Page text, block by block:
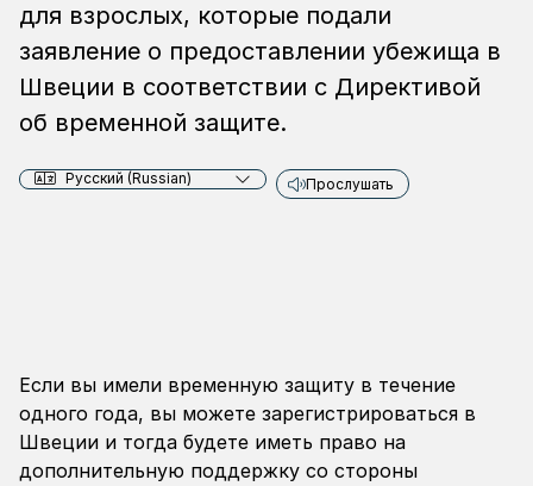
для взрослых, которые подали
заявление о предоставлении убежища в
Швеции в соответствии с Директивой
об временной защите.
Русский (Russian) Прослушать
Если вы имели временную защиту в течение
одного года, вы можете зарегистрироваться в
Швеции и тогда будете иметь право на
дополнительную поддержку со стороны